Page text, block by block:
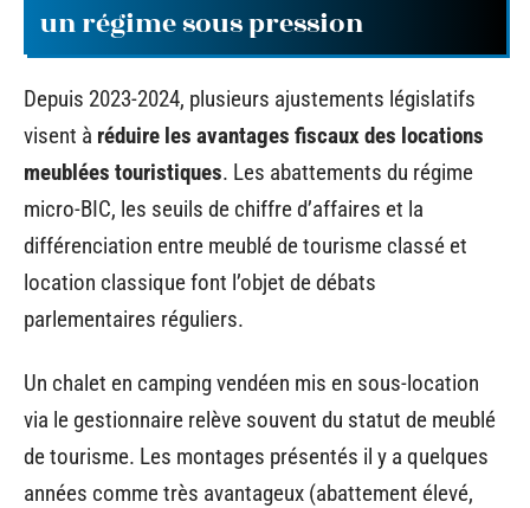
un régime sous pression
Depuis 2023-2024, plusieurs ajustements législatifs
visent à réduire les avantages fiscaux des locations
meublées touristiques. Les abattements du régime
micro-BIC, les seuils de chiffre d’affaires et la
différenciation entre meublé de tourisme classé et
location classique font l’objet de débats
parlementaires réguliers.
Un chalet en camping vendéen mis en sous-location
via le gestionnaire relève souvent du statut de meublé
de tourisme. Les montages présentés il y a quelques
années comme très avantageux (abattement élevé,